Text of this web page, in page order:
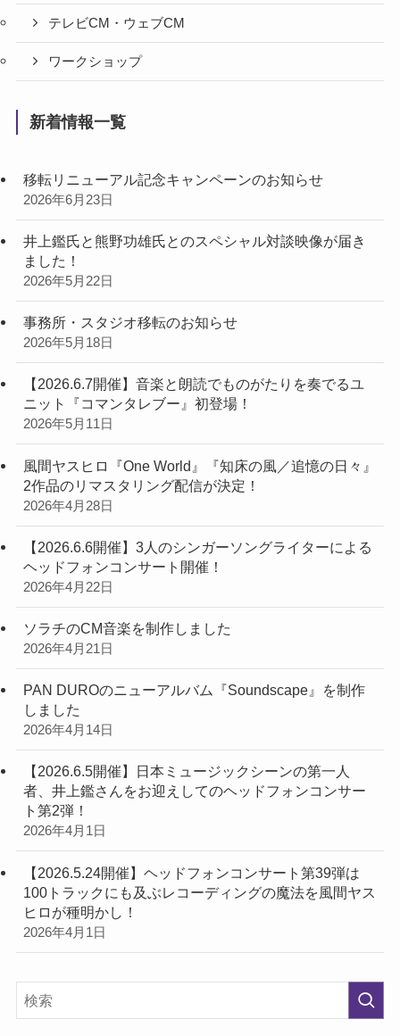
テレビCM・ウェブCM
ワークショップ
新着情報一覧
移転リニューアル記念キャンペーンのお知らせ
2026年6月23日
井上鑑氏と熊野功雄氏とのスペシャル対談映像が届き
ました！
2026年5月22日
事務所・スタジオ移転のお知らせ
2026年5月18日
【2026.6.7開催】音楽と朗読でものがたりを奏でるユ
ニット『コマンタレブー』初登場！
2026年5月11日
風間ヤスヒロ『One World』『知床の風／追憶の日々』
2作品のリマスタリング配信が決定！
2026年4月28日
【2026.6.6開催】3人のシンガーソングライターによる
ヘッドフォンコンサート開催！
2026年4月22日
ソラチのCM音楽を制作しました
2026年4月21日
PAN DUROのニューアルバム『Soundscape』を制作
しました
2026年4月14日
【2026.6.5開催】日本ミュージックシーンの第一人
者、井上鑑さんをお迎えしてのヘッドフォンコンサー
ト第2弾！
2026年4月1日
【2026.5.24開催】ヘッドフォンコンサート第39弾は
100トラックにも及ぶレコーディングの魔法を風間ヤス
ヒロが種明かし！
2026年4月1日